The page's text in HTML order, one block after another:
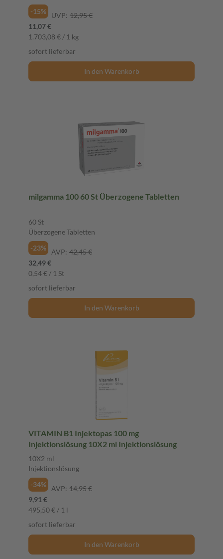
-15%
UVP: 12,95 €
11,07 €
1.703,08 € / 1 kg
sofort lieferbar
In den Warenkorb
milgamma 100 60 St Überzogene Tabletten
60 St
Überzogene Tabletten
-23%
AVP: 42,45 €
32,49 €
0,54 € / 1 St
sofort lieferbar
In den Warenkorb
VITAMIN B1 Injektopas 100 mg
Injektionslösung 10X2 ml Injektionslösung
10X2 ml
Injektionslösung
-34%
AVP: 14,95 €
9,91 €
495,50 € / 1 l
sofort lieferbar
In den Warenkorb